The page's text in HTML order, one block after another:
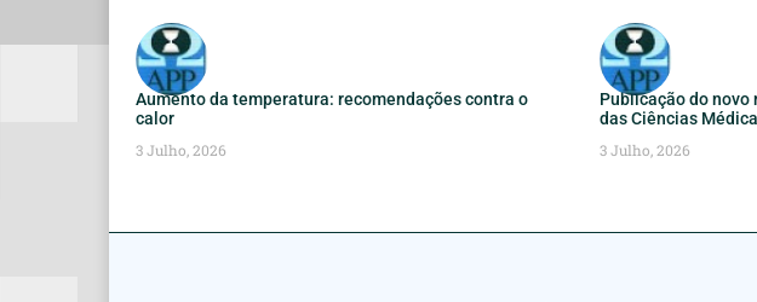
Aumento da temperatura: recomendações contra o
calor
3 Julho, 2026
Publicação do novo
das Ciências
3 Julho, 2026